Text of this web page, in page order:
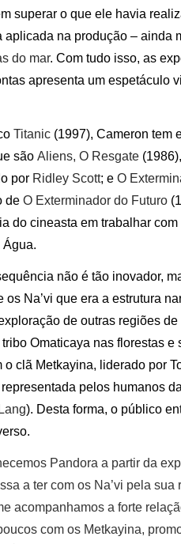
superar o que ele havia
aplicada na produção – ainda
do mar. Com tudo isso, as
apresenta um espetáculo
Titanic (1997), Cameron tem
são Aliens, O Resgate
por Ridley Scott; e O
de O Exterminador do Futuro
do cineasta em trabalhar
Água.
não é tão inovador,
os Na’vi que era a estrutura
de outras regiões
Omaticaya nas florestas e
o clã Metkayina, liderado por
pelos humanos
). Desta forma, o público
Pandora a partir da
a ter com os Na’vi pela
acompanhamos a forte
com os Metkayina,